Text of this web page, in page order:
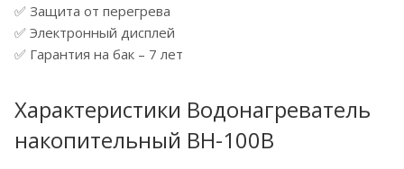
✅ Защита от перегрева
✅ Электронный дисплей
✅ Гарантия на бак – 7 лет
Характеристики Водонагреватель
накопительный ВН-100В